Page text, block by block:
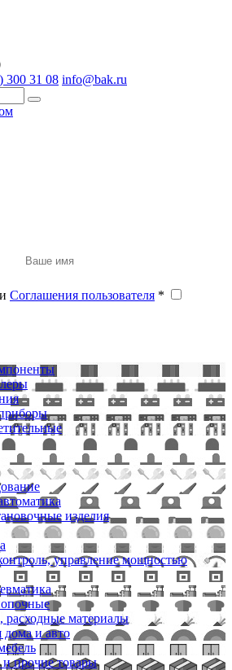
300 31 08 info@bak.ru
Соглашения пользователя *
изделия
управление мощностью
материалы
дома и авто
прочие товары